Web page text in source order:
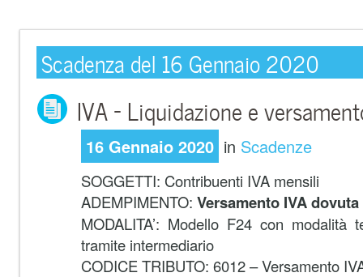
Scadenza del 16 Gennaio 2020
IVA – Liquidazione e
16 Gennaio 2020 in Scadenze
SOGGETTI: Contribuenti IVA mensili
ADEMPIMENTO: Versamento IVA
MODALITA’: Modello F24 con modalità
tramite intermediario
CODICE TRIBUTO: 6012 – Versamento